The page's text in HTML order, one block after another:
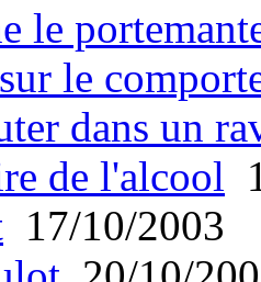
le
le
dans un
de l'alcool
17/10/2003